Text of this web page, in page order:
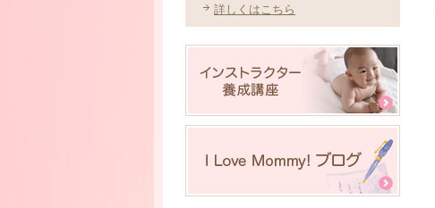
詳しくはこちら